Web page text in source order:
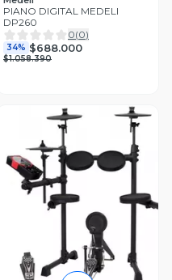
PIANO DIGITAL MEDELI
DP260
0(0)
34% $688.000
$1.058.390